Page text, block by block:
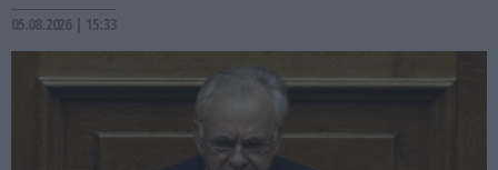
05.08.2026 | 15:33